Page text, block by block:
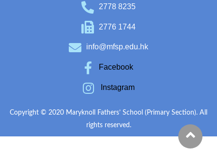
2778 8235
2776 1744
info@mfsp.edu.hk
Facebook
Instagram
Copyright © 2020 Maryknoll Fathers’ School (Primary Section). All
rights reserved.